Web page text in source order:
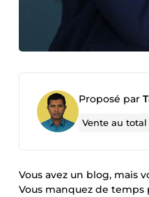
Proposé par
Vente au
Vous avez un blog, mais
Vous manquez de temps